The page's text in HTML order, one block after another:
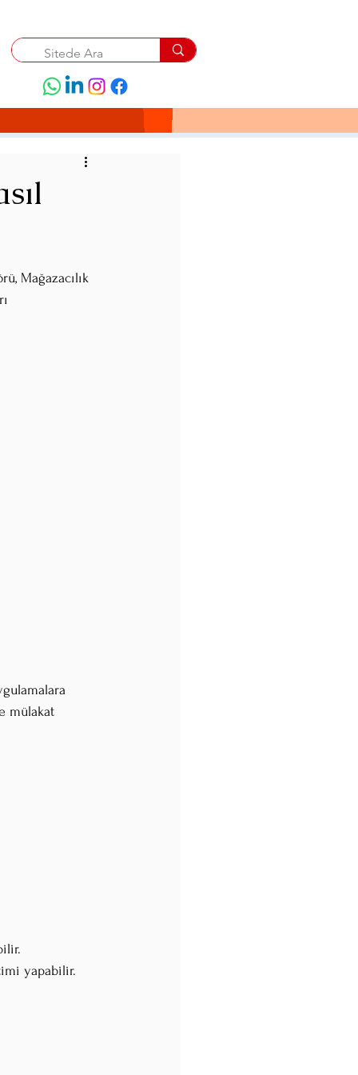
Mağazacılık
mülakat
yapabilir.